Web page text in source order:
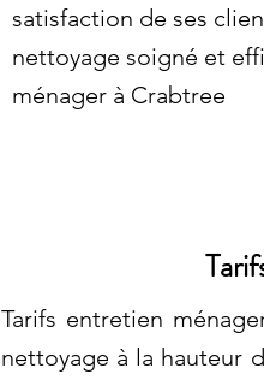
satisfaction de ses
nettoyage soigné et
ménager à Crabtree
Tarifs entretien
nettoyage à la hauteur